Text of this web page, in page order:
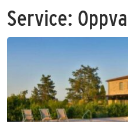
Service: